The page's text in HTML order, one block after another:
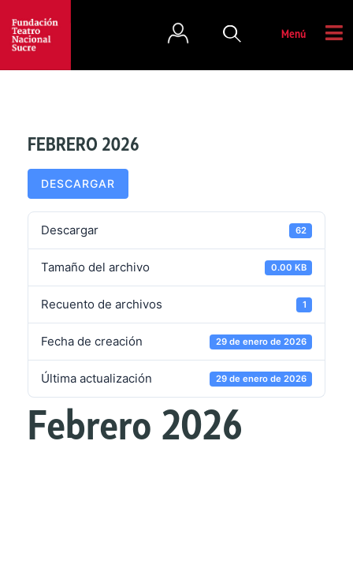
Menú
FEBRERO 2026
DESCARGAR
Descargar 62
Tamaño del archivo 0.00 KB
Recuento de archivos 1
Fecha de creación 29 de enero de 2026
Última actualización 29 de enero de 2026
Febrero 2026